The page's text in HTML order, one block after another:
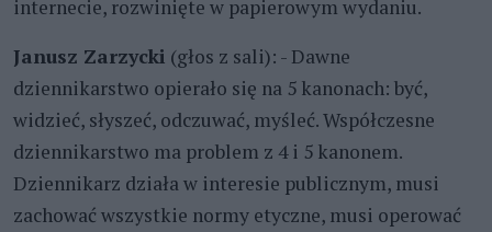
internecie, rozwinięte w papierowym wydaniu.
Janusz Zarzycki (głos z sali): - Dawne
dziennikarstwo opierało się na 5 kanonach: być,
widzieć, słyszeć, odczuwać, myśleć. Współczesne
dziennikarstwo ma problem z 4 i 5 kanonem.
Dziennikarz działa w interesie publicznym, musi
zachować wszystkie normy etyczne, musi operować